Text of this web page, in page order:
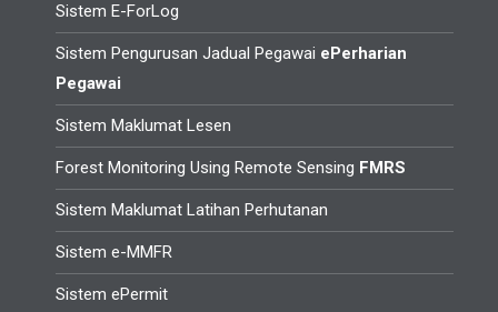
Sistem E-ForLog
Sistem Pengurusan Jadual Pegawai ePerharian
Pegawai
Sistem Maklumat Lesen
Forest Monitoring Using Remote Sensing FMRS
Sistem Maklumat Latihan Perhutanan
Sistem e-MMFR
Sistem ePermit